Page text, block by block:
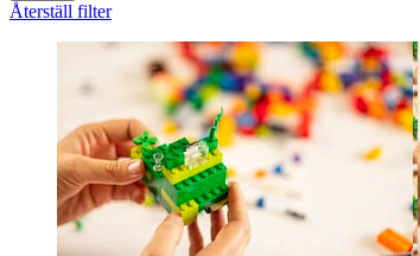
Återställ filter